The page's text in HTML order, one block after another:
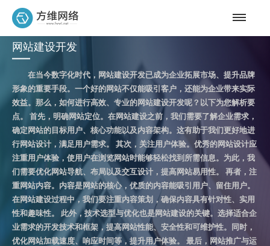
网站建设开发
在当今数字化时代，网站建设开发已成为企业拓展市场、提升品牌
形象的重要手段。一个好的网站不仅能吸引客户，还能为企业带来实际
效益。那么，如何进行高效、专业的网站建设开发呢？以下为您解析要
点。 首先，明确网站定位。在网站建设之前，我们需要了解企业需求，
确定网站的目标用户、核心功能以及内容架构。这有助于我们更好地进
行网站设计，满足用户需求。 其次，关注用户体验。优秀的网站设计应
注重用户体验，使用户在浏览网站时能够轻松找到所需信息。为此，我
们需要优化网站导航、布局以及交互设计，提高网站易用性。 再者，注
重网站内容。内容是网站的核心，优质的内容能吸引用户、留住用户。
在网站建设过程中，我们要注重内容策划，确保内容具有针对性、实用
性和趣味性。 此外，技术选型与优化也是网站建设的关键。选择适合企
业需求的开发技术和框架，提高网站性能、安全性和可维护性。同时，
优化网站加载速度、响应时间等，提升用户体验。 最后，网站推广与运